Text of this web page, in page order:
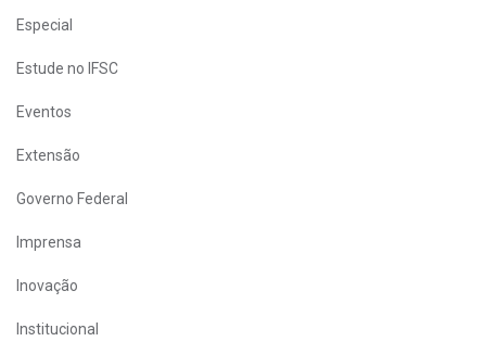
Especial
Estude no IFSC
Eventos
Extensão
Governo Federal
Imprensa
Inovação
Institucional